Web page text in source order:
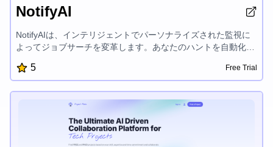
NotifyAI
NotifyAIは、インテリジェントでパーソナライズされた監視に
よってジョブサーチを変革します。あなたのハントを自動化
取り、新しい機会に最初に応募することができます。このAIパ
ワードツールは、企業のキャリアページを追跡し、時代遅れの
5 Free Trial